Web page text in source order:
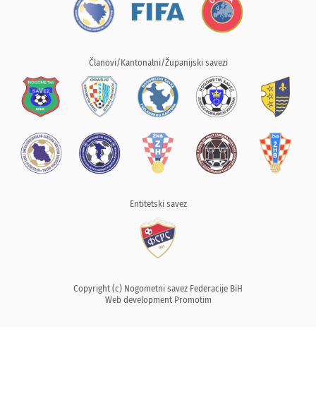
Članovi/Kantonalni/Županijski savezi
Entitetski savez
Copyright (c) Nogometni savez Federacije BiH
Web development Promotim